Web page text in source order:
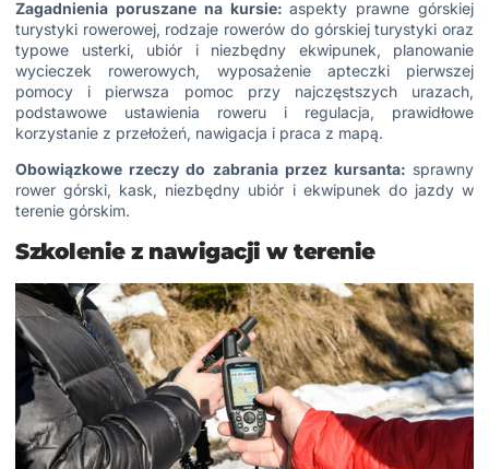
Zagadnienia poruszane na kursie:aspekty prawne górskiej
turystyki rowerowej, rodzaje rowerów do górskiej turystyki oraz
typowe usterki, ubiór i niezbędny ekwipunek, planowanie
wycieczek rowerowych, wyposażenie apteczki pierwszej
pomocy i pierwsza pomoc przy najczęstszych urazach,
podstawowe ustawienia roweru i regulacja, prawidłowe
korzystanie z przełożeń, nawigacja i praca z mapą.
Obowiązkowe rzeczy do zabrania przez kursanta: sprawny
rower górski, kask, niezbędny ubiór i ekwipunek do jazdy w
terenie górskim.
Szkolenie z nawigacji w terenie